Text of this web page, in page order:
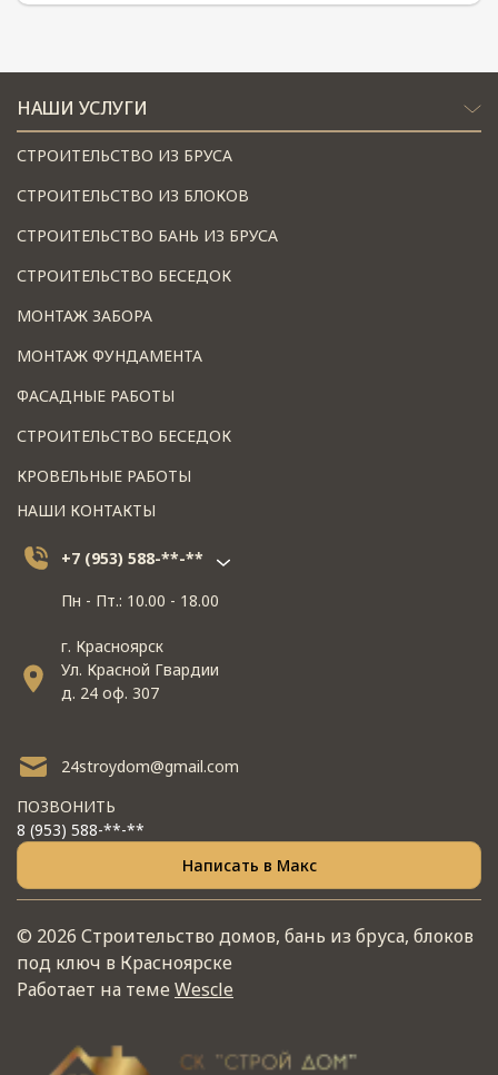
НАШИ УСЛУГИ
СТРОИТЕЛЬСТВО ИЗ БРУСА
СТРОИТЕЛЬСТВО ИЗ БЛОКОВ
СТРОИТЕЛЬСТВО БАНЬ ИЗ БРУСА
СТРОИТЕЛЬСТВО БЕСЕДОК
МОНТАЖ ЗАБОРА
МОНТАЖ ФУНДАМЕНТА
ФАСАДНЫЕ РАБОТЫ
СТРОИТЕЛЬСТВО БЕСЕДОК
КРОВЕЛЬНЫЕ РАБОТЫ
НАШИ КОНТАКТЫ
+7 (953) 588-**-**
Пн - Пт.: 10.00 - 18.00
г. Красноярск
Ул. Красной Гвардии
д. 24 оф. 307
24stroydom@gmail.com
ПОЗВОНИТЬ
8 (953) 588-**-**
Написать в Макс
© 2026 Строительство домов, бань из бруса, блоков
под ключ в Красноярске
Работает на темеWescle